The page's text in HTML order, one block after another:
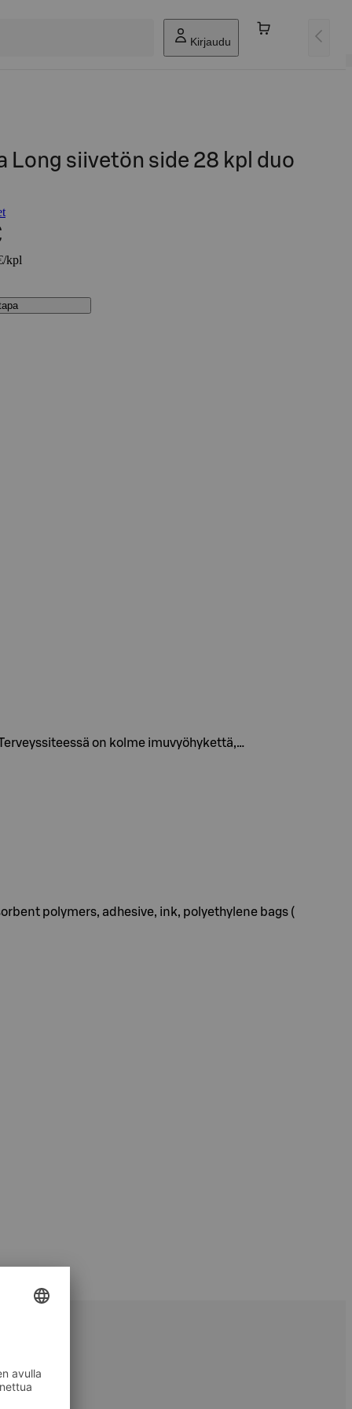
Kirjaudu
Long siivetön side 28 kpl duo
kpl
on kolme imuvyöhykettä,…
polymers, adhesive, ink, polyethylene bags (